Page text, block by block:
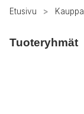
Etusivu > Kauppa
Tuoteryhmät